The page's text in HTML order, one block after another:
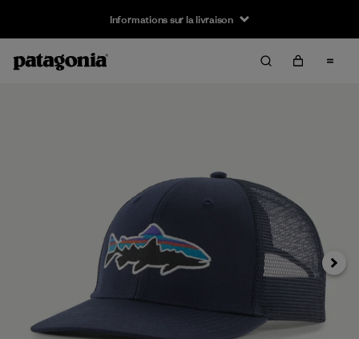
Informations sur la livraison